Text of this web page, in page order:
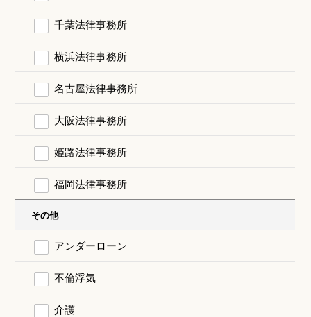
千葉法律事務所
横浜法律事務所
名古屋法律事務所
大阪法律事務所
姫路法律事務所
福岡法律事務所
その他
アンダーローン
不倫浮気
介護